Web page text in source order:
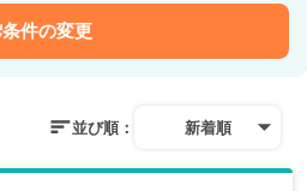
条件の変更
並び順： 新着順